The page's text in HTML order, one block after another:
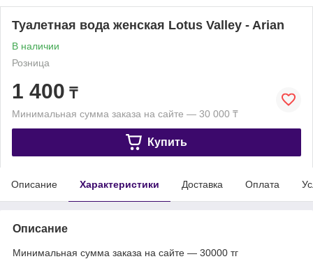
Туалетная вода женская Lotus Valley - Arian
В наличии
Розница
1 400 ₸
Минимальная сумма заказа на сайте — 30 000 ₸
Купить
Описание Характеристики Доставка Оплата
Описание
Минимальная сумма заказа на сайте — 30000 тг